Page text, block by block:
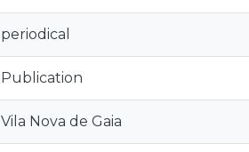
periodical
Publication
Vila Nova de Gaia